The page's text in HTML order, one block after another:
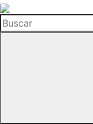
La
Hemeroteca
del
Buscar